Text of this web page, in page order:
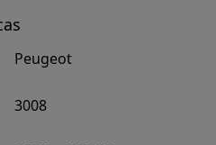
Peugeot
3008